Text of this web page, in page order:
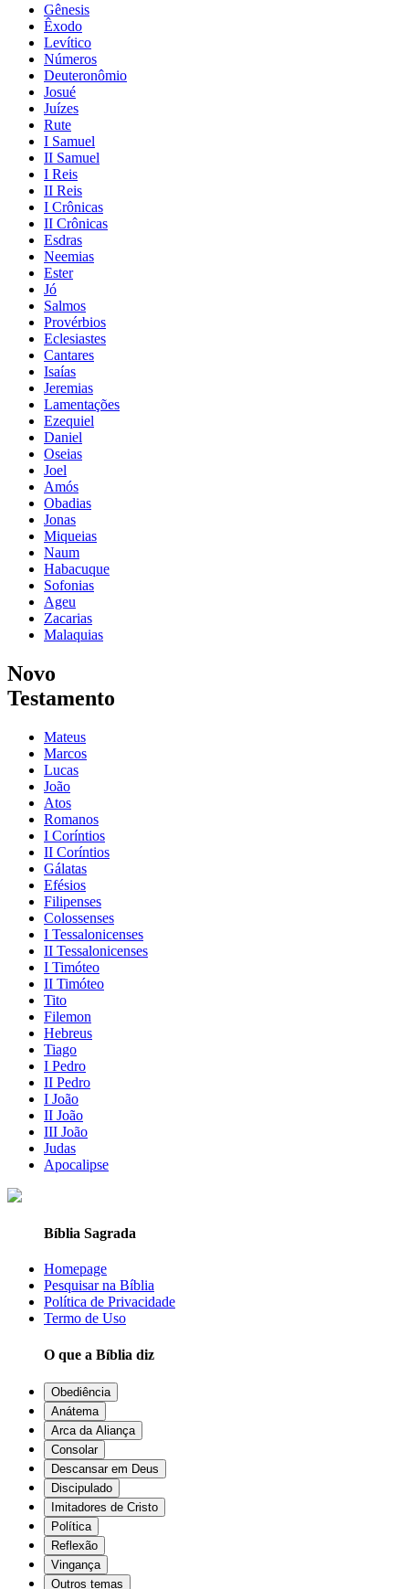
Gênesis
Êxodo
Levítico
Números
Deuteronômio
Josué
Juízes
Rute
I Samuel
II Samuel
I Reis
II Reis
I Crônicas
II Crônicas
Esdras
Neemias
Ester
Jó
Salmos
Provérbios
Eclesiastes
Cantares
Isaías
Jeremias
Lamentações
Ezequiel
Daniel
Oseias
Joel
Amós
Obadias
Jonas
Miqueias
Naum
Habacuque
Sofonias
Ageu
Zacarias
Malaquias
Novo
Testamento
Mateus
Marcos
Lucas
João
Atos
Romanos
I Coríntios
II Coríntios
Gálatas
Efésios
Filipenses
Colossenses
I Tessalonicenses
II Tessalonicenses
I Timóteo
II Timóteo
Tito
Filemon
Hebreus
Tiago
I Pedro
II Pedro
I João
II João
III João
Judas
Apocalipse
Bíblia Sagrada
Homepage
Pesquisar na Bíblia
Política de Privacidade
Termo de Uso
O que a Bíblia diz
Obediência
Anátema
Arca da Aliança
Consolar
Descansar em Deus
Discipulado
Imitadores de Cristo
Política
Reflexão
Vingança
Outros temas